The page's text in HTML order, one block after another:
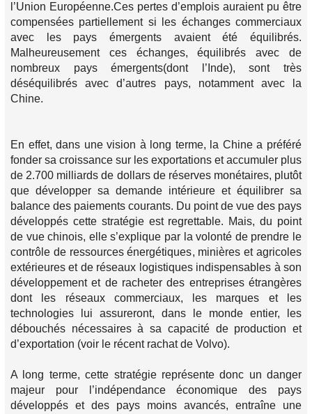
l’Union Européenne.Ces pertes d’emplois auraient pu être
compensées partiellement si les échanges commerciaux
avec les pays émergents avaient été équilibrés.
Malheureusement ces échanges, équilibrés avec de
nombreux pays émergents(dont l’Inde), sont très
déséquilibrés avec d’autres pays, notamment avec la
Chine.
En effet, dans une vision à long terme, la Chine a préféré
fonder sa croissance sur les exportations et accumuler plus
de 2.700 milliards de dollars de réserves monétaires, plutôt
que développer sa demande intérieure et équilibrer sa
balance des paiements courants. Du point de vue des pays
développés cette stratégie est regrettable. Mais, du point
de vue chinois, elle s’explique par la volonté de prendre le
contrôle de ressources énergétiques, minières et agricoles
extérieures et de réseaux logistiques indispensables à son
développement et de racheter des entreprises étrangères
dont les réseaux commerciaux, les marques et les
technologies lui assureront, dans le monde entier, les
débouchés nécessaires à sa capacité de production et
d’exportation (voir le récent rachat de Volvo).
A long terme, cette stratégie représente donc un danger
majeur pour l’indépendance économique des pays
développés et des pays moins avancés, entraîne une